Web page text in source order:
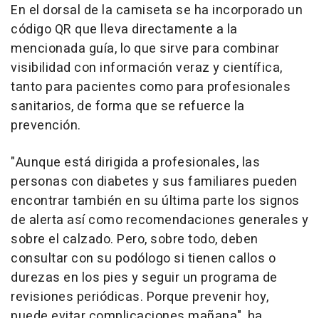
En el dorsal de la camiseta se ha incorporado un
código QR que lleva directamente a la
mencionada guía, lo que sirve para combinar
visibilidad con información veraz y científica,
tanto para pacientes como para profesionales
sanitarios, de forma que se refuerce la
prevención.
"Aunque está dirigida a profesionales, las
personas con diabetes y sus familiares pueden
encontrar también en su última parte los signos
de alerta así como recomendaciones generales y
sobre el calzado. Pero, sobre todo, deben
consultar con su podólogo si tienen callos o
durezas en los pies y seguir un programa de
revisiones periódicas. Porque prevenir hoy,